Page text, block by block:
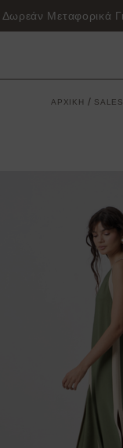
Δωρεάν Μεταφορικά
ΑΡΧΙΚΗ /